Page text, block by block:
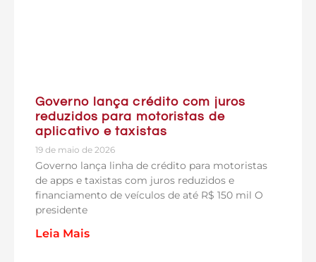
Governo lança crédito com juros
reduzidos para motoristas de
aplicativo e taxistas
19 de maio de 2026
Governo lança linha de crédito para motoristas
de apps e taxistas com juros reduzidos e
financiamento de veículos de até R$ 150 mil O
presidente
Leia Mais